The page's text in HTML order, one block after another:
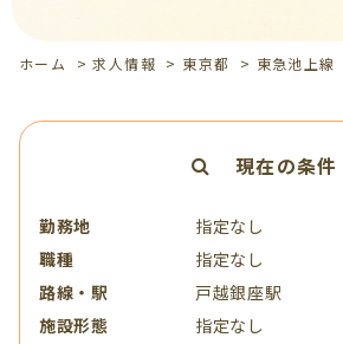
ホーム >求人情報 > 東京都 > 東急池上線
現在の条件
勤務地
指定なし
職種
指定なし
路線・駅
戸越銀座駅
施設形態
指定なし